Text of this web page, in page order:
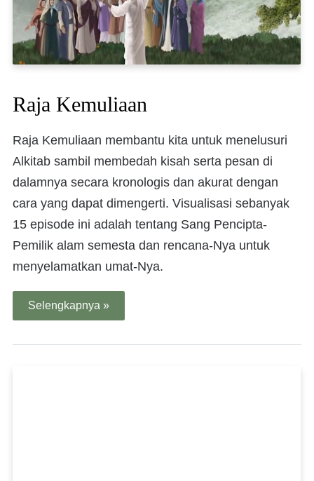
Raja Kemuliaan
Raja Kemuliaan membantu kita untuk menelusuri
Alkitab sambil membedah kisah serta pesan di
dalamnya secara kronologis dan akurat dengan
cara yang dapat dimengerti. Visualisasi sebanyak
15 episode ini adalah tentang Sang Pencipta-
Pemilik alam semesta dan rencana-Nya untuk
menyelamatkan umat-Nya.
Selengkapnya »